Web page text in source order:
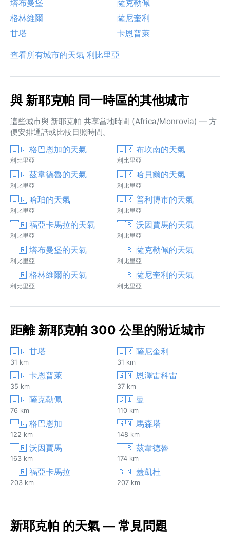
塔布曼堡
薩克勒佩
格林維爾
薩尼奎利
甘塔
卡恩普萊
查看所有城市的天氣 利比里亞
與 新耶克帕 同一時區的其他城市
這些城市與 新耶克帕 共享當地時間 (Africa/Monrovia) — 方
便安排通話或比較日照時間。
🇱🇷 格巴恩加的天氣
利比里亞
🇱🇷 布坎南的天氣
利比里亞
🇱🇷 茲韋德魯的天氣
利比里亞
🇱🇷 哈貝爾的天氣
利比里亞
🇱🇷 哈珀的天氣
利比里亞
🇱🇷 普利博市的天氣
利比里亞
🇱🇷 福亞卡馬拉的天氣
利比里亞
🇱🇷 沃因賈馬的天氣
利比里亞
🇱🇷 塔布曼堡的天氣
利比里亞
🇱🇷 薩克勒佩的天氣
利比里亞
🇱🇷 格林維爾的天氣
利比里亞
🇱🇷 薩尼奎利的天氣
利比里亞
距離 新耶克帕 300 公里的附近城市
🇱🇷 甘塔
31 km
🇱🇷 薩尼奎利
31 km
🇱🇷 卡恩普萊
35 km
🇬🇳 恩澤雷科雷
37 km
🇱🇷 薩克勒佩
76 km
🇨🇮 曼
110 km
🇱🇷 格巴恩加
122 km
🇬🇳 馬森塔
148 km
🇱🇷 沃因賈馬
163 km
🇱🇷 茲韋德魯
174 km
🇱🇷 福亞卡馬拉
203 km
🇬🇳 蓋凱杜
207 km
新耶克帕 的天氣 — 常見問題